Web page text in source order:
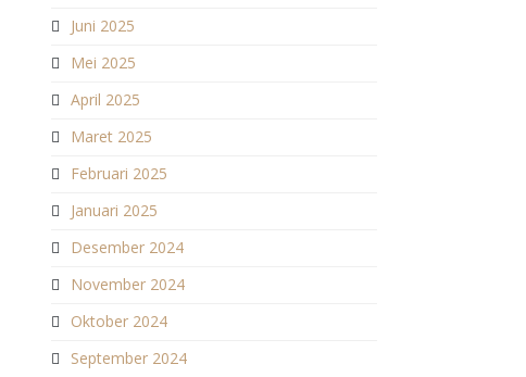
Juni 2025
Mei 2025
April 2025
Maret 2025
Februari 2025
Januari 2025
Desember 2024
November 2024
Oktober 2024
September 2024